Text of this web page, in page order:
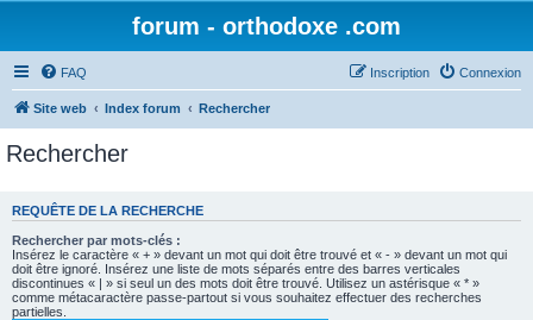
forum - orthodoxe .com
FAQ Connexion
Inscription
Site web Index forum Rechercher
Rechercher
REQUÊTE DE LA RECHERCHE
Rechercher par mots-clés :
Insérez le caractère « + » devant un mot qui doit être trouvé et « - » devant un mot qui
doit être ignoré. Insérez une liste de mots séparés entre des barres verticales
discontinues « | » si seul un des mots doit être trouvé. Utilisez un astérisque « * »
comme métacaractère passe-partout si vous souhaitez effectuer des recherches
partielles.